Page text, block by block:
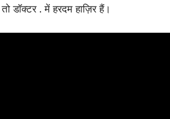
डॉक्टर . में हरदम हाज़िर हैं।